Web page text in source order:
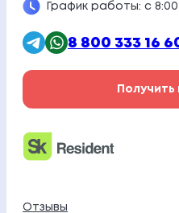
График работы: с
8 800 333 16
Получить
Отзывы